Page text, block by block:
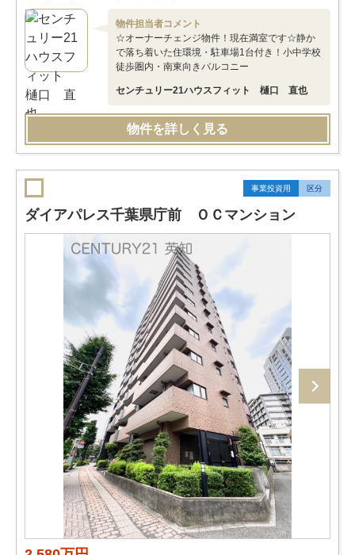
物件担当者コメント
☆オーナーチェンジ物件！現在満室です☆静か
で落ち着いた住環境・駐車場1台付き！小中学校
徒歩圏内・南東向きバルコニー
センチュリー21ハウスフィット 樋口 直也
物件を詳しく見る
事業投資用 区分
ダイアパレス千葉県庁前 ＯＣマンション